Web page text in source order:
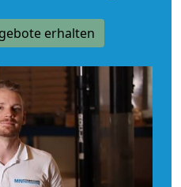
erhalten